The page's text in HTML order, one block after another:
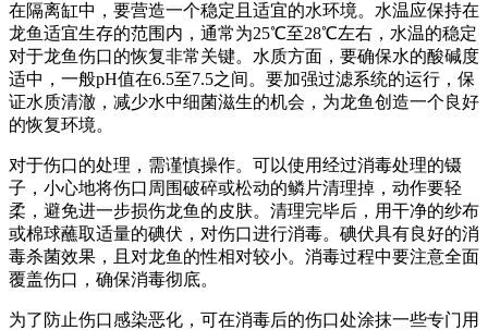
在隔离缸中，要营造一个稳定且适宜的水环境。水温应保持在
龙鱼适宜生存的范围内，通常为25℃至28℃左右，水温的稳定
对于龙鱼伤口的恢复非常关键。水质方面，要确保水的酸碱度
适中，一般pH值在6.5至7.5之间。要加强过滤系统的运行，保
证水质清澈，减少水中细菌滋生的机会，为龙鱼创造一个良好
的恢复环境。
对于伤口的处理，需谨慎操作。可以使用经过消毒处理的镊
子，小心地将伤口周围破碎或松动的鳞片清理掉，动作要轻
柔，避免进一步损伤龙鱼的皮肤。清理完毕后，用干净的纱布
或棉球蘸取适量的碘伏，对伤口进行消毒。碘伏具有良好的消
毒杀菌效果，且对龙鱼的性相对较小。消毒过程中要注意全面
覆盖伤口，确保消毒彻底。
为了防止伤口感染恶化，可在消毒后的伤口处涂抹一些专门用